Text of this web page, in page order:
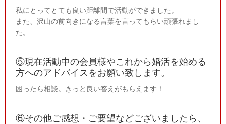
私にとってとても良い距離間で活動ができました。
また、沢山の前向きになる言葉を言ってもらい頑張れまし
た。
⑤現在活動中の会員様やこれから婚活を始める
方へのアドバイスをお願い致します。
困ったら相談。きっと良い答えがもらえます！
⑥その他ご感想・ご要望などございましたら、